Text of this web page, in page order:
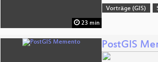
23 min
Vorträge (GIS)
PostGIS